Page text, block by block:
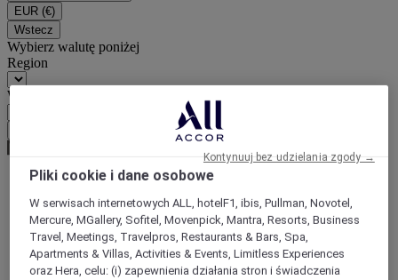
EUR (€)
Wstecz
Wybierz walutę poniżej
Region
Waluta
World
Asia
China
CHONGQING - municipality
Chongqing
Pliki cookie i dane osobowe
W serwisach internetowych ALL, hotelF1, ibis, Pullman, Novotel,
Mercure, MGallery, Sofitel, Movenpick, Mantra, Resorts, Business
Travel, Meetings, Travelpros, Restaurants & Bars, Spa,
Apartments & Villas, Activities & Events, Limitless Experiences
oraz Hera, celu: (i) zapewnienia działania stron i świadczenia
Kontynuuj bez udzielania zgody →